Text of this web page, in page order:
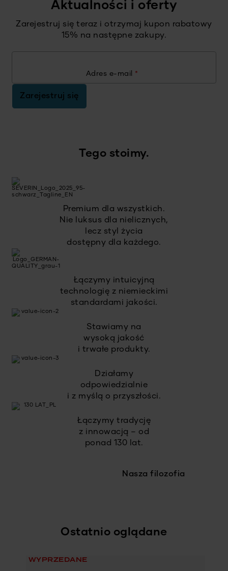
Aktualności i oferty
Zarejestruj się teraz i otrzymaj kupon rabatowy
15% na następne zakupy.
Adres e-mail *
Zarejestruj się
Tego stoimy.
Premium dla wszystkich.
Nie luksus dla nielicznych,
lecz styl życia
dostępny dla każdego.
Łączymy intuicyjną
technologię z niemieckimi
standardami jakości.
Stawiamy na
wysoką jakość
i trwałe produkty.
Działamy
odpowiedzialnie
i z myślą o przyszłości.
Łączymy tradycję
z innowacją – od
ponad 130 lat.
Nasza filozofia
Ostatnio oglądane
WYPRZEDANE